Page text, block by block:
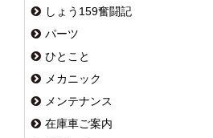
しょう159奮闘記
パーツ
ひとこと
メカニック
メンテナンス
在庫車ご案内